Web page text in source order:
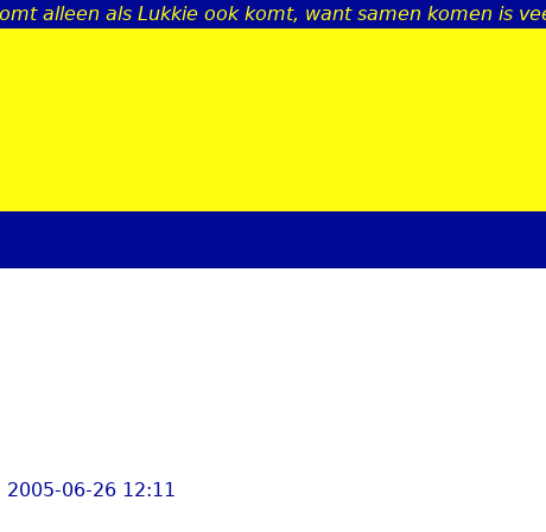
Jump to navigation
alleen als Lukkie ook komt, want samen komen is
2005-06-26 12:11